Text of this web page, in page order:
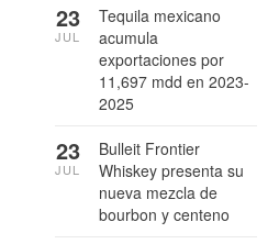
Tequila mexicano
acumula
exportaciones por
11,697 mdd en 2023-
2025
23
JUL
Bulleit Frontier
Whiskey presenta su
nueva mezcla de
bourbon y centeno
23
JUL